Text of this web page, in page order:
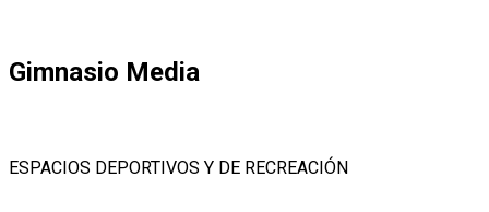
Gimnasio Media
ESPACIOS DEPORTIVOS Y DE RECREACIÓN